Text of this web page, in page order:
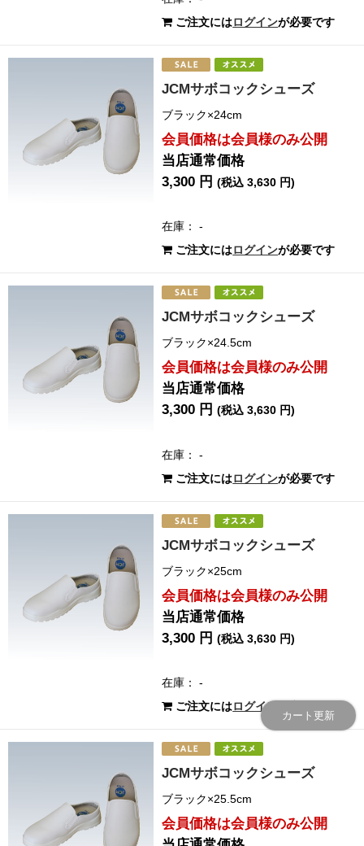
ご注文にはログインが必要です
JCMサボコックシューズ
ブラック×24cm
会員価格は会員様のみ公開
当店通常価格
3,300 円(税込 3,630 円)
在庫： -
ご注文にはログインが必要です
JCMサボコックシューズ
ブラック×24.5cm
会員価格は会員様のみ公開
当店通常価格
3,300 円(税込 3,630 円)
在庫： -
ご注文にはログインが必要です
JCMサボコックシューズ
ブラック×25cm
会員価格は会員様のみ公開
当店通常価格
3,300 円(税込 3,630 円)
在庫： -
ご注文にはログイン
JCMサボコックシューズ
ブラック×25.5cm
会員価格は会員様のみ公開
カート更新